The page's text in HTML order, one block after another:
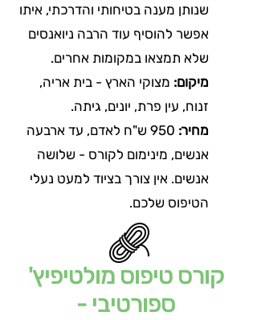
שנותן מענה בטיחותי והדרכתי, איתו
אפשר להוסיף עוד הרבה ניואנסים
שלא תמצאו במקומות אחרים.
מיקום: מצוקי הארץ - בית אריה,
זנוח, עין פרת, יונים, גיתה.
מחיר:
950 ש"ח לאדם, עד ארבעה
אנשים, מינימום לקורס - שלושה
אנשים. אין צורך בציוד למעט נעלי
הטיפוס שלכם.
קורס טיפוס מולטיפיץ'
ספורטיבי -